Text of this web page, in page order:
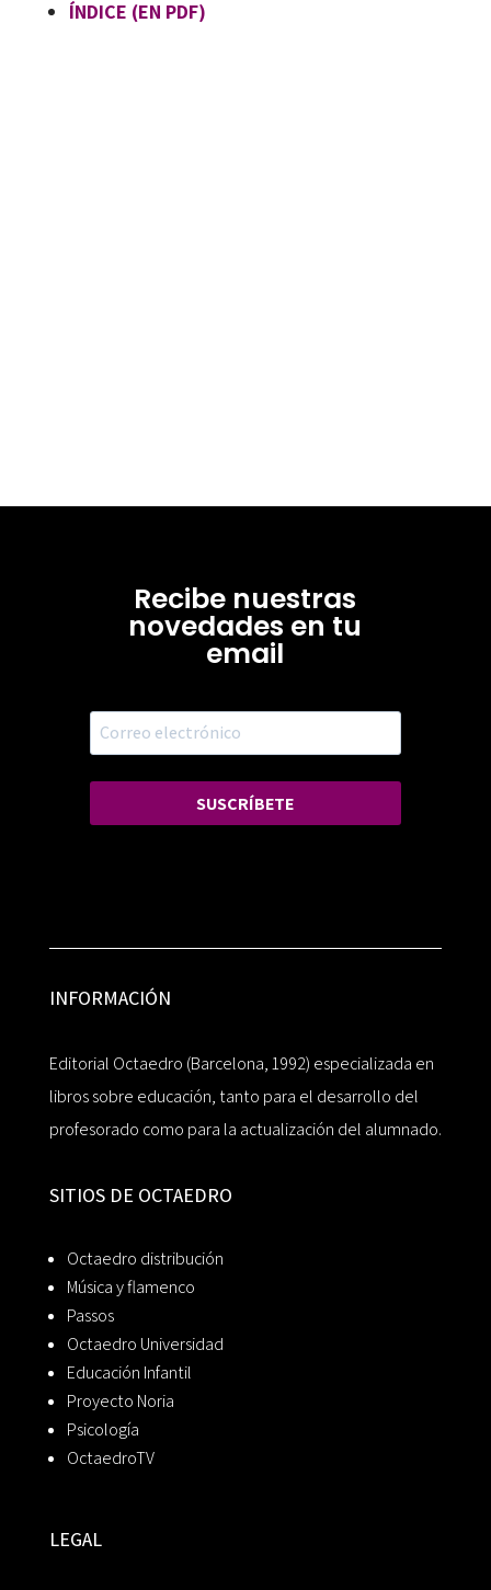
ÍNDICE (EN PDF)
Recibe nuestras
novedades en tu
email
SUSCRÍBETE
INFORMACIÓN
Editorial Octaedro (Barcelona, 1992) especializada en
libros sobre educación, tanto para el desarrollo del
profesorado como para la actualización del alumnado.
SITIOS DE OCTAEDRO
Octaedro distribución
Música y flamenco
Passos
Octaedro Universidad
Educación Infantil
Proyecto Noria
Psicología
OctaedroTV
LEGAL